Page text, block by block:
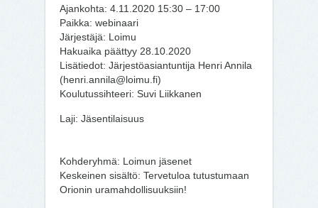
Ajankohta: 4.11.2020 15:30 – 17:00
Paikka: webinaari
Järjestäjä: Loimu
Hakuaika päättyy 28.10.2020
Lisätiedot: Järjestöasiantuntija Henri Annila
(henri.annila@loimu.fi)
Koulutussihteeri: Suvi Liikkanen
Laji: Jäsentilaisuus
Kohderyhmä: Loimun jäsenet
Keskeinen sisältö: Tervetuloa tutustumaan
Orionin uramahdollisuuksiin!